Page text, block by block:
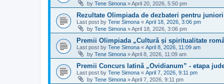
by Tene Simona »April 20, 2026, 5:50 pm
Rezultate Olimpiada de dezbateri pentru
Last post by Tene Simona « April 18, 2026, 3:06 pm
by Tene Simona »April 18, 2026, 3:06 pm
Premii Olimpiada „Cultură și spiritualitate
Last post by Tene Simona « April 8, 2026, 11:09 am
by Tene Simona »April 8, 2026, 11:09 am
Premii Concurs latină „Ovidianum” - etapa
Last post by Tene Simona « April 7, 2026, 9:11 pm
by Tene Simona »April 7, 2026, 9:11 pm